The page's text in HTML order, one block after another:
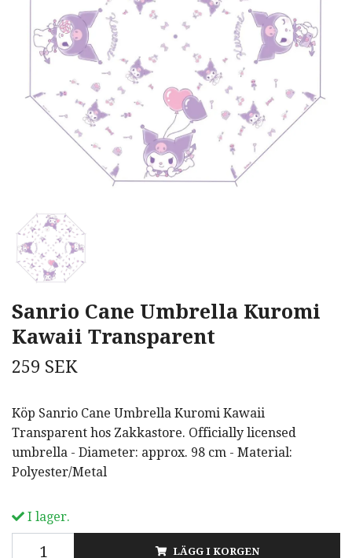
Sanrio Cane Umbrella Kuromi
Kawaii Transparent
259 SEK
Köp Sanrio Cane Umbrella Kuromi Kawaii
Transparent hos Zakkastore. Officially licensed
umbrella - Diameter: approx. 98 cm - Material:
Polyester/Metal
I lager.
LÄGG I KORGEN